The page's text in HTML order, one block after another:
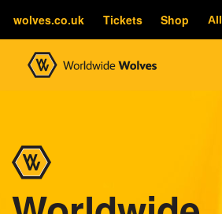
wolves.co.uk Tickets Shop All